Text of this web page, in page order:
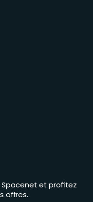
et profitez
offres.